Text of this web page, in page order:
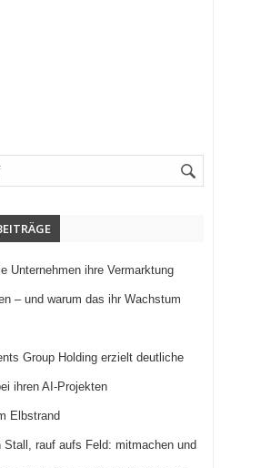
Unternehmen ihre Vermarktung
– und warum das ihr Wachstum
Group Holding erzielt deutliche
ihren AI-Projekten
Elbstrand
Stall, rauf aufs Feld: mitmachen und